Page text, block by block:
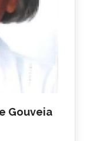
Gouveia